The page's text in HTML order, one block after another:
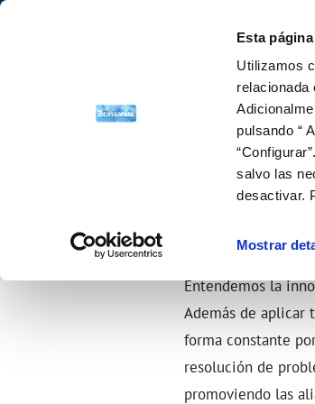
Esta
Utilizamos
relacionada
pulsando “
salvo las
desactivar.
Mostrar
FACTURAS, PAGOS Y CONSUMOS
Duplicado facturas
Factura digital
NUESTRO PAPEL EN EL CICLO
Reutilización
NUESTROS COMPROMISOS
Nuestros compromisos
CON LA
Entendemos la
Además de aplicar
forma constante
resolución de
promoviendo las